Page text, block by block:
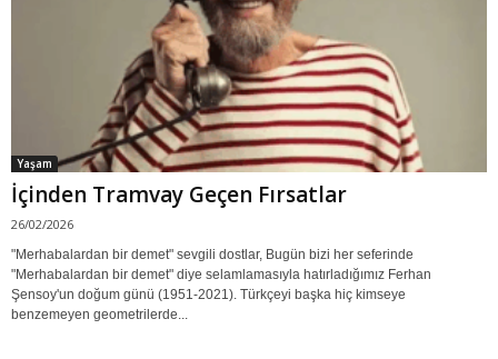
Yaşam
İçinden Tramvay Geçen Fırsatlar
26/02/2026
"Merhabalardan bir demet" sevgili dostlar, Bugün bizi her seferinde
"Merhabalardan bir demet" diye selamlamasıyla hatırladığımız Ferhan
Şensoy'un doğum günü (1951-2021). Türkçeyi başka hiç kimseye
benzemeyen geometrilerde...